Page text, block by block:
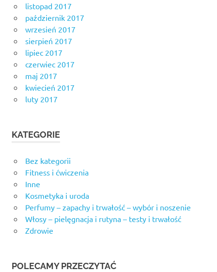
listopad 2017
październik 2017
wrzesień 2017
sierpień 2017
lipiec 2017
czerwiec 2017
maj 2017
kwiecień 2017
luty 2017
KATEGORIE
Bez kategorii
Fitness i ćwiczenia
Inne
Kosmetyka i uroda
Perfumy – zapachy i trwałość – wybór i noszenie
Włosy – pielęgnacja i rutyna – testy i trwałość
Zdrowie
POLECAMY PRZECZYTAĆ